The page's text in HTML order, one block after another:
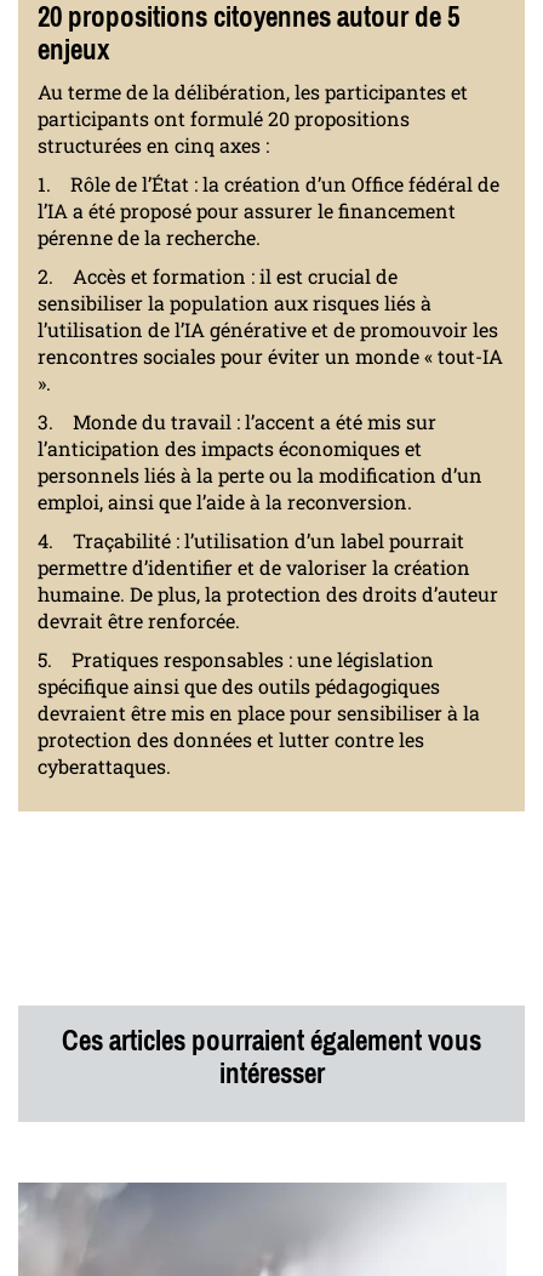
20 propositions citoyennes autour de 5
enjeux
Au terme de la délibération, les participantes et
participants ont formulé 20 propositions
structurées en cinq axes :
1. Rôle de l’État : la création d’un Office fédéral de
l’IA a été proposé pour assurer le financement
pérenne de la recherche.
2. Accès et formation : il est crucial de
sensibiliser la population aux risques liés à
l’utilisation de l’IA générative et de promouvoir les
rencontres sociales pour éviter un monde « tout-IA
».
3. Monde du travail : l’accent a été mis sur
l’anticipation des impacts économiques et
personnels liés à la perte ou la modification d’un
emploi, ainsi que l’aide à la reconversion.
4. Traçabilité : l’utilisation d’un label pourrait
permettre d’identifier et de valoriser la création
humaine. De plus, la protection des droits d’auteur
devrait être renforcée.
5. Pratiques responsables : une législation
spécifique ainsi que des outils pédagogiques
devraient être mis en place pour sensibiliser à la
protection des données et lutter contre les
cyberattaques.
Ces articles pourraient également vous
intéresser